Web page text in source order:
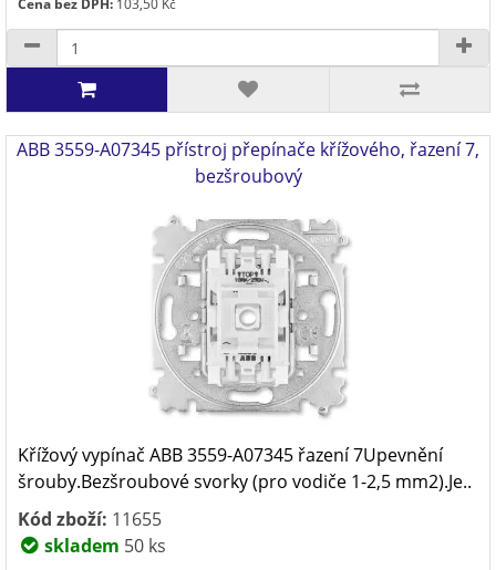
Cena bez DPH: 103,50 Kč
ABB 3559-A07345 přístroj přepínače křížového, řazení 7,
bezšroubový
Křížový vypínač ABB 3559-A07345 řazení 7Upevnění
šrouby.Bezšroubové svorky (pro vodiče 1-2,5 mm2).Je..
Kód zboží: 11655
skladem 50 ks